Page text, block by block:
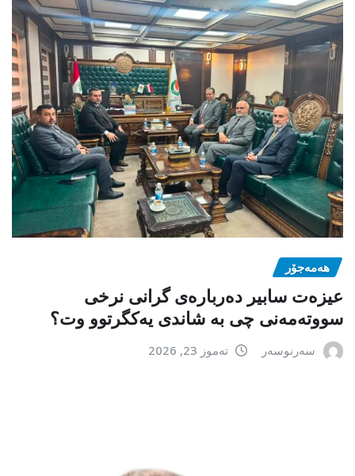
هەمەجۆر
عیزەت سابیر دەربارەی گرانی نرخی
سووتەمەنی چی بە شاندی یەکگرتوو وت؟
سەرنوسەر تەموز 23, 2026